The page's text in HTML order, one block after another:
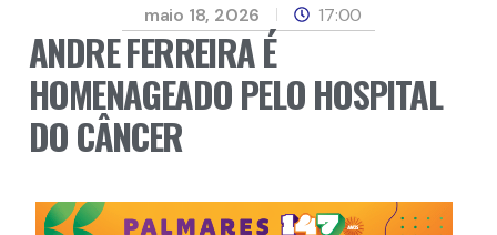
maio 18, 2026 17:00
ANDRE FERREIRA É
HOMENAGEADO PELO HOSPITAL
DO CÂNCER